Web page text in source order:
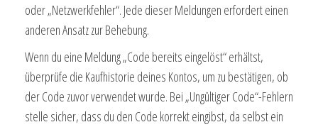
oder „Netzwerkfehler“. Jede dieser Meldungen erfordert einen
anderen Ansatz zur Behebung.
Wenn du eine Meldung „Code bereits eingelöst“ erhältst,
überprüfe die Kaufhistorie deines Kontos, um zu bestätigen, ob
der Code zuvor verwendet wurde. Bei „Ungültiger Code“-Fehlern
stelle sicher, dass du den Code korrekt eingibst, da selbst ein